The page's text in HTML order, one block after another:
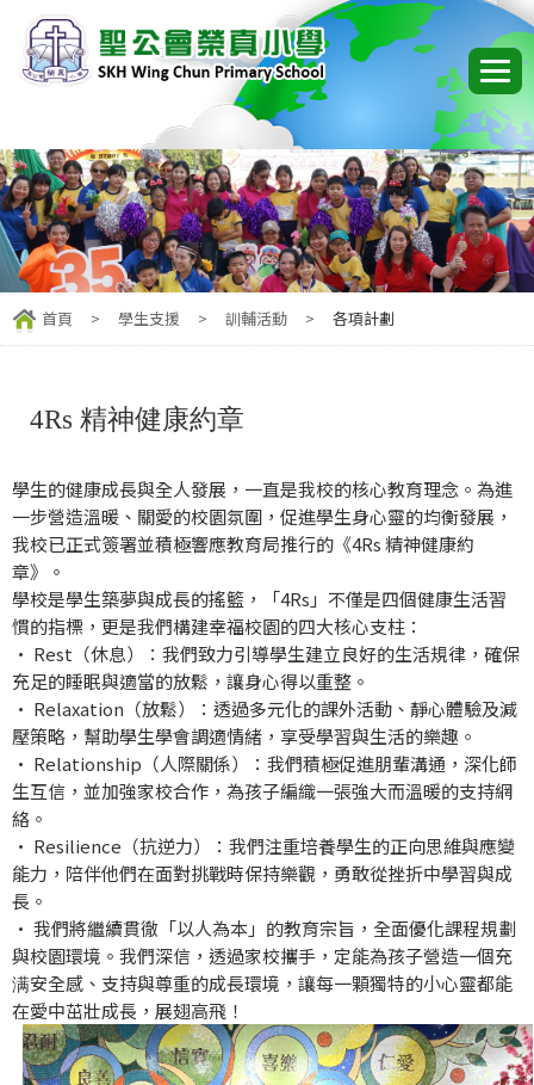
首頁 > 學生支援 > 訓輔活動 > 各項計劃
4Rs 精神健康約章
學生的健康成長與全人發展，一直是我校的核心教育理念。為進
一步營造溫暖、關愛的校園氛圍，促進學生身心靈的均衡發展，
我校已正式簽署並積極響應教育局推行的《4Rs 精神健康約
章》。
學校是學生築夢與成長的搖籃，「4Rs」不僅是四個健康生活習
慣的指標，更是我們構建幸福校園的四大核心支柱：
• Rest（休息）：我們致力引導學生建立良好的生活規律，確保
充足的睡眠與適當的放鬆，讓身心得以重整。
• Relaxation（放鬆）：透過多元化的課外活動、靜心體驗及減
壓策略，幫助學生學會調適情緒，享受學習與生活的樂趣。
• Relationship（人際關係）：我們積極促進朋輩溝通，深化師
生互信，並加強家校合作，為孩子編織一張強大而溫暖的支持網
絡。
• Resilience（抗逆力）：我們注重培養學生的正向思維與應變
能力，陪伴他們在面對挑戰時保持樂觀，勇敢從挫折中學習與成
長。
• 我們將繼續貫徹「以人為本」的教育宗旨，全面優化課程規劃
與校園環境。我們深信，透過家校攜手，定能為孩子營造一個充
满安全感、支持與尊重的成長環境，讓每一顆獨特的小心靈都能
在愛中茁壯成長，展翅高飛！